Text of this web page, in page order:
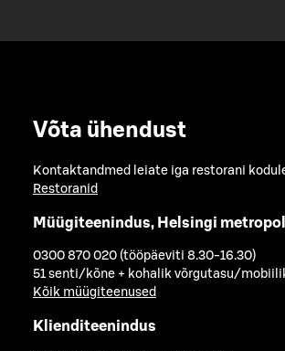
Võta ühendust
Kontaktandmed leiate iga restorani
Restoranid
Müügiteenindus, Helsingi
0300 870 020 (tööpäeviti 8.30-16.30)
51 senti/kõne + kohalik võrgutasu/
Kõik müügiteenused
Klienditeenindus